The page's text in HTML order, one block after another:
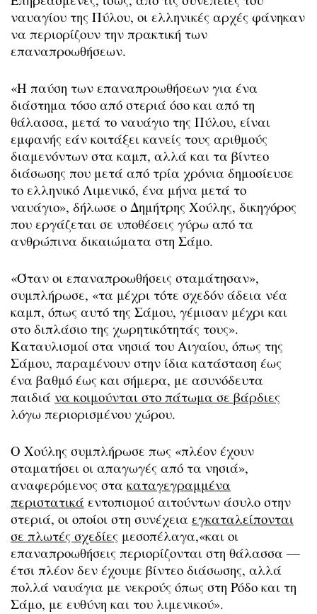
ναυαγίου της Πύλου, οι ελληνικές αρχές φάνηκαν
να περιορίζουν την πρακτική των
επαναπροωθήσεων.
«Η παύση των επαναπροωθήσεων για ένα
διάστημα τόσο από στεριά όσο και από τη
θάλασσα, μετά το ναυάγιο της Πύλου, είναι
εμφανής εάν κοιτάξει κανείς τους αριθμούς
διαμενόντων στα καμπ, αλλά και τα βίντεο
διάσωσης που μετά από τρία χρόνια δημοσίευσε
το ελληνικό Λιμενικό, ένα μήνα μετά το
ναυάγιο», δήλωσε ο Δημήτρης Χούλης, δικηγόρος
που εργάζεται σε υποθέσεις γύρω από τα
ανθρώπινα δικαιώματα στη Σάμο.
«Όταν οι επαναπροωθήσεις σταμάτησαν»,
συμπλήρωσε, «τα μέχρι τότε σχεδόν άδεια νέα
καμπ, όπως αυτό της Σάμου, γέμισαν μέχρι και
στο διπλάσιο της χωρητικότητάς τους».
Καταυλισμοί στα νησιά του Αιγαίου, όπως της
Σάμου, παραμένουν στην ίδια κατάσταση έως
ένα βαθμό έως και σήμερα, με ασυνόδευτα
παιδιά να κοιμούνται στο πάτωμα σε βάρδιες
λόγω περιορισμένου χώρου.
Ο Χούλης συμπλήρωσε πως «πλέον έχουν
σταματήσει οι απαγωγές από τα νησιά»,
αναφερόμενος στα καταγεγραμμένα
περιστατικά εντοπισμού αιτούντων άσυλο στην
στεριά, οι οποίοι στη συνέχεια εγκαταλείπονται
σε πλωτές σχεδίες μεσοπέλαγα,«και οι
επαναπροωθήσεις περιορίζονται στη θάλασσα —
έτσι πλέον δεν έχουμε βίντεο διάσωσης, αλλά
πολλά ναυάγια με νεκρούς όπως στη Ρόδο και τη
Σάμο, με ευθύνη και του λιμενικού».